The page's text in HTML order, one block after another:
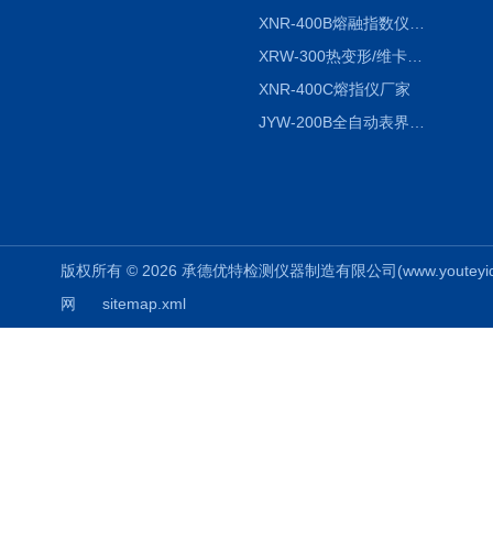
XRW-300热变形/维卡软化点温度测定仪
XNR-400C熔指仪厂家
版权所有 © 2026 承德优特检测仪器制造有限公司
网
sitemap.xml